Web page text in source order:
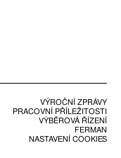
VÝROČNÍ ZPRÁVY
PRACOVNÍ PŘÍLEŽITOSTI
VÝBĚROVÁ ŘÍZENÍ
FERMAN
NASTAVENÍ COOKIES